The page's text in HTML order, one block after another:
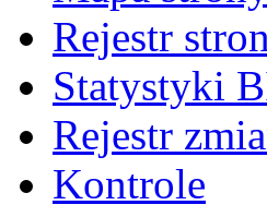
Rejestr
Statystyki
Rejestr
Kontrole